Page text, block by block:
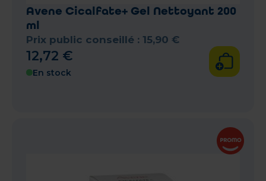
Avene Cicalfate+ Gel Nettoyant 200
ml
Prix public conseillé : 15,90 €
12,72 €
En stock